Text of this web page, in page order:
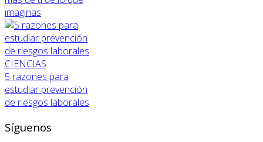
imaginas
CIENCIAS
5 razones para
estudiar prevención
de riesgos laborales
Síguenos